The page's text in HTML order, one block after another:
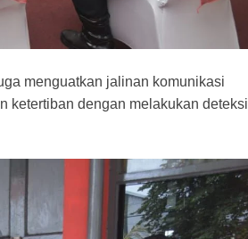
menguatkan jalinan komunikasi
ketertiban dengan melakukan deteksi